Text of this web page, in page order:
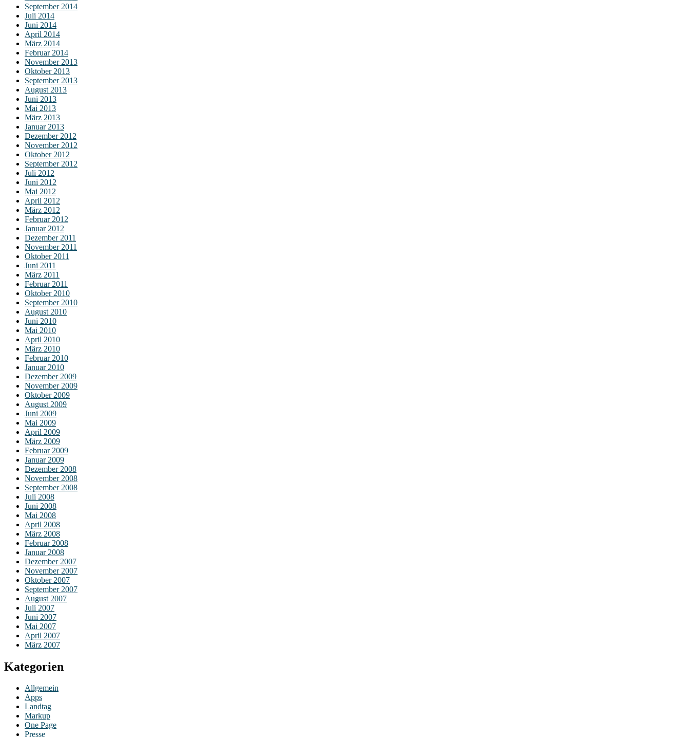
September 2014
Juli 2014
Juni 2014
April 2014
März 2014
Februar 2014
November 2013
Oktober 2013
September 2013
August 2013
Juni 2013
Mai 2013
März 2013
Januar 2013
Dezember 2012
November 2012
Oktober 2012
September 2012
Juli 2012
Juni 2012
Mai 2012
April 2012
März 2012
Februar 2012
Januar 2012
Dezember 2011
November 2011
Oktober 2011
Juni 2011
März 2011
Februar 2011
Oktober 2010
September 2010
August 2010
Juni 2010
Mai 2010
April 2010
März 2010
Februar 2010
Januar 2010
Dezember 2009
November 2009
Oktober 2009
August 2009
Juni 2009
Mai 2009
April 2009
März 2009
Februar 2009
Januar 2009
Dezember 2008
November 2008
September 2008
Juli 2008
Juni 2008
Mai 2008
April 2008
März 2008
Februar 2008
Januar 2008
Dezember 2007
November 2007
Oktober 2007
September 2007
August 2007
Juli 2007
Juni 2007
Mai 2007
April 2007
März 2007
Kategorien
Allgemein
Apps
Landtag
Markup
One Page
Presse